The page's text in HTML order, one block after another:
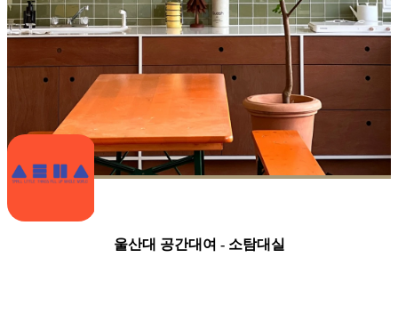
울산대 공간대여 - 소탐대실